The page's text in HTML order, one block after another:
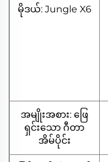
မိုဒယ်: Jungle X6
အမျိုးအစား: ဖြေ
ရှင်းသော ဂီတာ
အိမ်ပိုင်း